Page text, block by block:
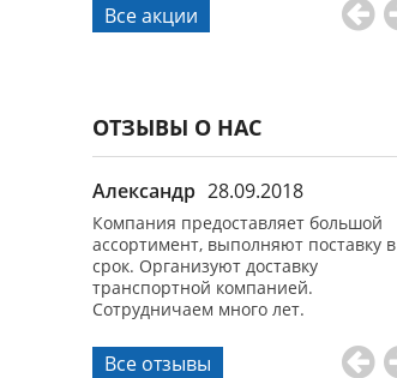
Все акции
ОТЗЫВЫ О НАС
Александр 28.09.2018
Компания предоставляет большой
ассортимент, выполняют поставку в
срок. Организуют доставку
транспортной компанией.
Сотрудничаем много лет.
Все отзывы